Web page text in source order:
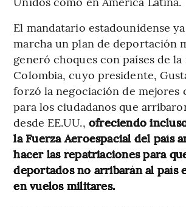
El mandatario estadounidense
marcha un plan de deportación
generó choques con países de
Colombia, cuyo presidente,
forzó la negociación de mejores
para los ciudadanos que
desde EE.UU., ofreciendo
la Fuerza Aeroespacial del país
hacer las repatriaciones para
deportados no arribarán al país
en vuelos militares.